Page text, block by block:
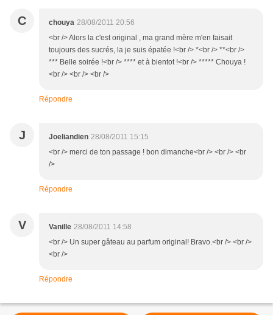
C chouya 28/08/2011 20:56
<br /> Alors la c'est original , ma grand mère m'en faisait
toujours des sucrés, la je suis épatée !<br /> *<br /> **<br />
*** Belle soirée !<br /> **** et à bientot !<br /> ***** Chouya !
<br /> <br /> <br />
Répondre
J Joeliandien 28/08/2011 15:15
<br /> merci de ton passage ! bon dimanche<br /> <br /> <br
/>
Répondre
V Vanille 28/08/2011 14:58
<br /> Un super gâteau au parfum original! Bravo.<br /> <br />
<br />
Répondre